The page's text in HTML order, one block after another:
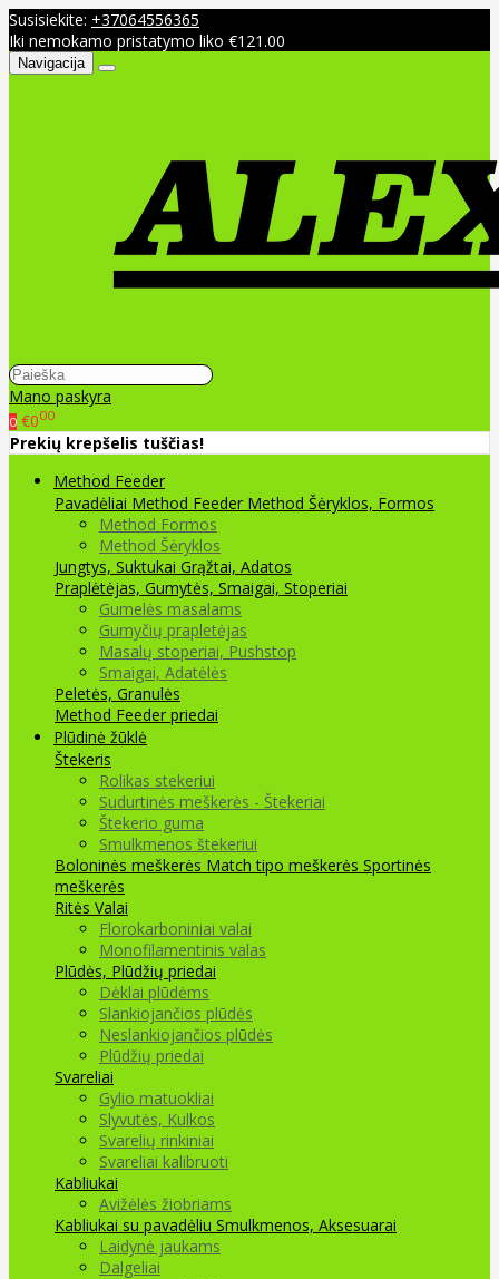
Susisiekite: +37064556365
Iki nemokamo pristatymo liko €121.00
Navigacija
Mano paskyra
0 €000
Prekių krepšelis tuščias!
Method Feeder
Pavadėliai Method Feeder Method Šėryklos, Formos
Method Formos
Method Šėryklos
Jungtys, Suktukai Grąžtai, Adatos
Praplėtėjas, Gumytės, Smaigai, Stoperiai
Gumelės masalams
Gumyčių prapletėjas
Masalų stoperiai, Pushstop
Smaigai, Adatėlės
Peletės, Granulės
Method Feeder priedai
Plūdinė žūklė
Štekeris
Rolikas stekeriui
Sudurtinės meškerės - Štekeriai
Štekerio guma
Smulkmenos štekeriui
Boloninės meškerės Match tipo meškerės Sportinės
meškerės
Ritės Valai
Florokarboniniai valai
Monofilamentinis valas
Plūdės, Plūdžių priedai
Dėklai plūdėms
Slankiojančios plūdės
Neslankiojančios plūdės
Plūdžių priedai
Svareliai
Gylio matuokliai
Slyvutės, Kulkos
Svarelių rinkiniai
Svareliai kalibruoti
Kabliukai
Avižėlės žiobriams
Kabliukai su pavadėliu Smulkmenos, Aksesuarai
Laidynė jaukams
Dalgeliai